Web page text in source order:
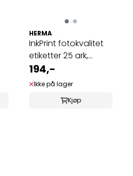
HERMA
InkPrint fotokvalitet
etiketter 25 ark,
63.5x25.4 ...
194,-
Ikke på lager
Kjøp